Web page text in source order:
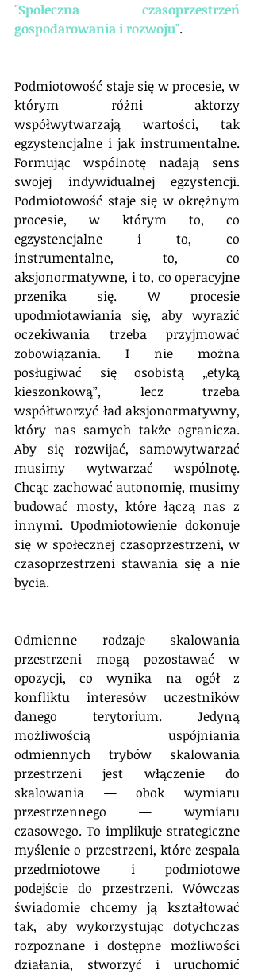
"Społeczna czasoprzestrzeń
gospodarowania i rozwoju".
Podmiotowość staje się w procesie, w
którym różni aktorzy
współwytwarzają wartości, tak
egzystencjalne i jak instrumentalne.
Formując wspólnotę nadają sens
swojej indywidualnej egzystencji.
Podmiotowość staje się w okrężnym
procesie, w którym to, co
egzystencjalne i to, co
instrumentalne, to, co
aksjonormatywne, i to, co operacyjne
przenika się. W procesie
upodmiotawiania się, aby wyrazić
oczekiwania trzeba przyjmować
zobowiązania. I nie można
posługiwać się osobistą „etyką
kieszonkową”, lecz trzeba
współtworzyć ład aksjonormatywny,
który nas samych także ogranicza.
Aby się rozwijać, samowytwarzać
musimy wytwarzać wspólnotę.
Chcąc zachować autonomię, musimy
budować mosty, które łączą nas z
innymi. Upodmiotowienie dokonuje
się w społecznej czasoprzestrzeni, w
czasoprzestrzeni stawania się a nie
bycia.
Odmienne rodzaje skalowania
przestrzeni mogą pozostawać w
opozycji, co wynika na ogół z
konfliktu interesów uczestników
danego terytorium. Jedyną
możliwością uspójniania
odmiennych trybów skalowania
przestrzeni jest włączenie do
skalowania — obok wymiaru
przestrzennego — wymiaru
czasowego. To implikuje strategiczne
myślenie o przestrzeni, które zespala
przedmiotowe i podmiotowe
podejście do przestrzeni. Wówczas
świadomie chcemy ją kształtować
tak, aby wykorzystując dotychczas
rozpoznane i dostępne możliwości
działania, stworzyć i uruchomić